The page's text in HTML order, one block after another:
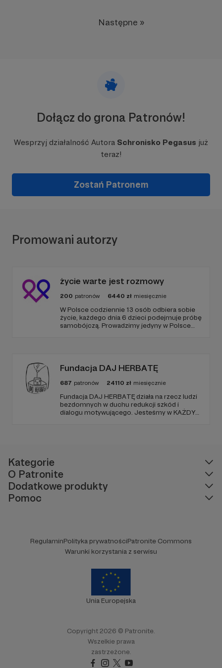
Następne »
Dołącz do grona Patronów!
Wesprzyj działalność Autora Schronisko Pegasus już
teraz!
Zostań Patronem
Promowani autorzy
życie warte jest rozmowy
200 patronów 6440 zł miesięcznie
W Polsce codziennie 13 osób odbiera sobie
życie, każdego dnia 6 dzieci podejmuje próbę
samobójczą. Prowadzimy jedyny w Polsce
pomóc.
Fundacja DAJ HERBATĘ
687 patronów 24110 zł miesięcznie
Fundacja DAJ HERBATĘ działa na rzecz ludzi
bezdomnych w duchu redukcji szkód i
dialogu motywującego. Jesteśmy w KAŻDY
Kategorie
O Patronite
Dodatkowe produkty
Pomoc
RegulaminPolityka prywatnościPatronite Commons
Warunki korzystania z serwisu
Unia Europejska
Copyright 2026 © Patronite.
Wszelkie prawa
zastrzeżone.